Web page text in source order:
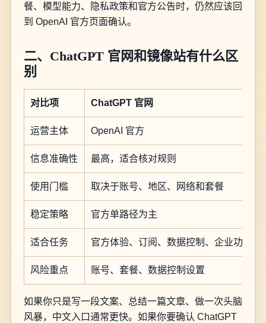
餐、模型能力、隐私政策和官方公告时，仍然应该回
到 OpenAI 官方页面确认。
二、ChatGPT 官网和镜像站有什么区
别
对比项 ChatGPT 官网
运营主体 OpenAI 官方
信息准确性 最高，适合核对规则
使用门槛 取决于账号、地区、网络和套餐
稳定策略 官方单路径为主
适合任务 官方体验、订阅、数据控制、企业功能
风险重点 账号、套餐、数据控制设置
如果你只是写一段文案、总结一篇文章、做一次头脑
风暴，中文入口通常更快。如果你要确认 ChatGPT